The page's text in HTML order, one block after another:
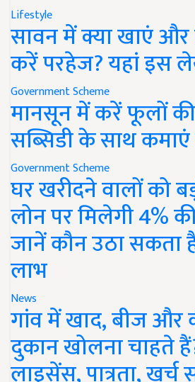
Lifestyle
सावन में क्या खाएं
करें परहेज? यहां इस
Government Scheme
मानसून में करें फूलों
सब्सिडी के साथ
Government Scheme
घर खरीदने वालों को
लोन पर मिलेगी 4%
जानें कौन उठा सकता
लाभ
News
गांव में खाद, बीज और
दुकान खोलना चाहते
लाइसेंस, पात्रता,